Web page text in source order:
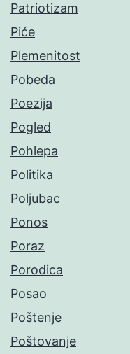
Patriotizam
Piće
Plemenitost
Pobeda
Poezija
Pogled
Pohlepa
Politika
Poljubac
Ponos
Poraz
Porodica
Posao
Poštenje
Poštovanje